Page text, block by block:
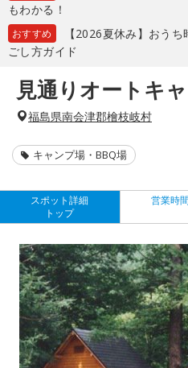
もわかる！
おすすめ
【2026夏休み】おう
ごし方ガイド
見通りオートキ
福島県南会津郡檜枝岐村
キャンプ場・BBQ場
スポット詳細
トップ
営業時